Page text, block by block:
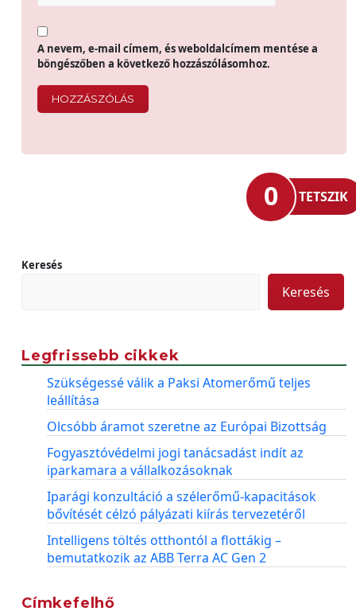
A nevem, e-mail címem, és weboldalcímem mentése a
böngészőben a következő hozzászólásomhoz.
0 TETSZIK
Keresés
Keresés
Legfrissebb cikkek
Szükségessé válik a Paksi Atomerőmű teljes
leállítása
Olcsóbb áramot szeretne az Európai Bizottság
Fogyasztóvédelmi jogi tanácsadást indít az
iparkamara a vállalkozásoknak
Iparági konzultáció a szélerőmű-kapacitások
bővítését célzó pályázati kiírás tervezetéről
Intelligens töltés otthontól a flottákig –
bemutatkozik az ABB Terra AC Gen 2
Címkefelhő